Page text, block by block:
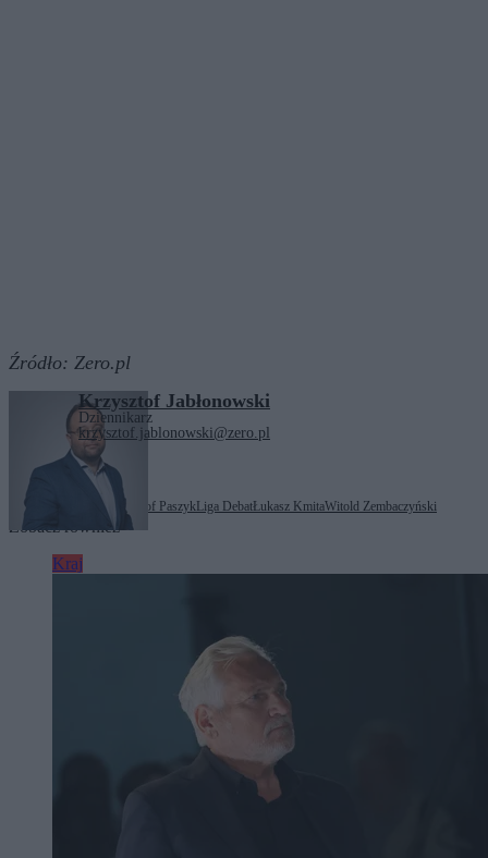
Źródło: Zero.pl
Krzysztof Jabłonowski
Dziennikarz
krzysztof.jablonowski@zero.pl
Tagi: Kanał ZeroKrzysztof PaszykLiga DebatŁukasz KmitaWitold Zembaczyński
Zobacz również
Kraj